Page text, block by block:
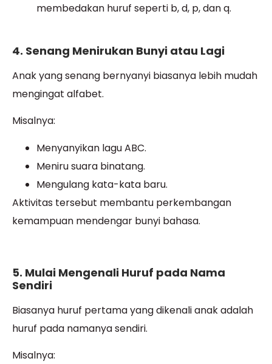
membedakan huruf seperti b, d, p, dan q.
4. Senang Menirukan Bunyi atau Lagi
Anak yang senang bernyanyi biasanya lebih mudah
mengingat alfabet.
Misalnya:
Menyanyikan lagu ABC.
Meniru suara binatang.
Mengulang kata-kata baru.
Aktivitas tersebut membantu perkembangan
kemampuan mendengar bunyi bahasa.
5. Mulai Mengenali Huruf pada Nama
Sendiri
Biasanya huruf pertama yang dikenali anak adalah
huruf pada namanya sendiri.
Misalnya: